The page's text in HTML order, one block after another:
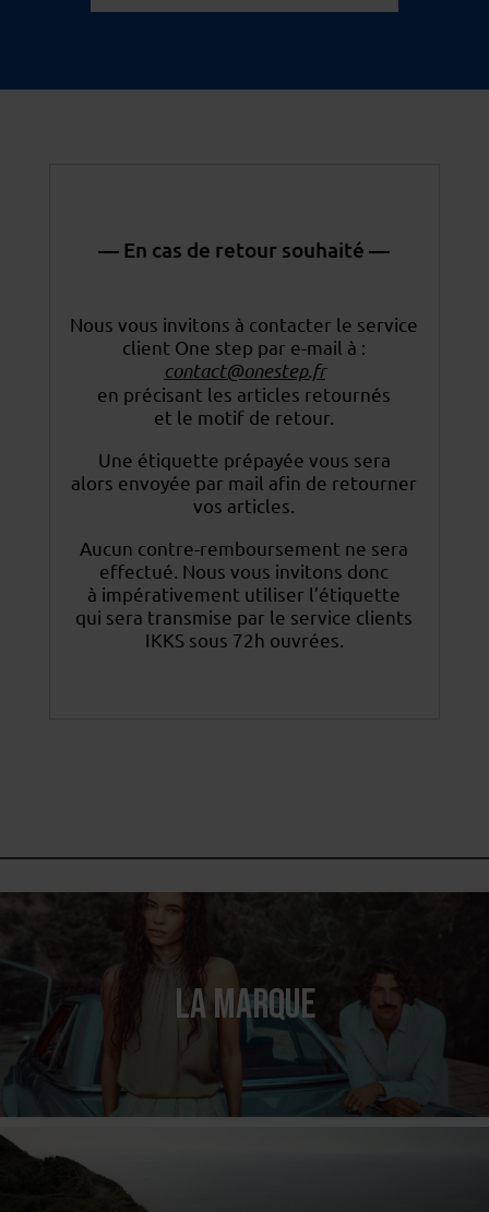
— En cas de retour souhaité —
Nous vous invitons à contacter le service
client One step par e-mail à :
contact@onestep.fr
en précisant les articles retournés
et le motif de retour.
Une étiquette prépayée vous sera
alors envoyée par mail afin de retourner
vos articles.
Aucun contre-remboursement ne sera
effectué. Nous vous invitons donc
à impérativement utiliser l’étiquette
qui sera transmise par le service clients
IKKS sous 72h ouvrées.
LA MARQUE